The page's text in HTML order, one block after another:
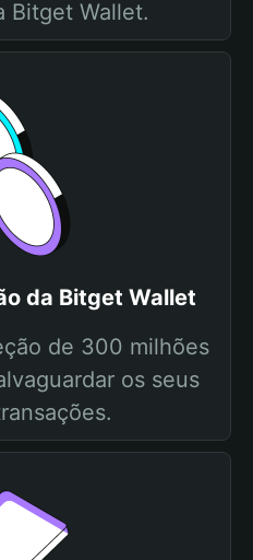
Bitget Wallet.
da Bitget Wallet
de 300 milhões
os seus